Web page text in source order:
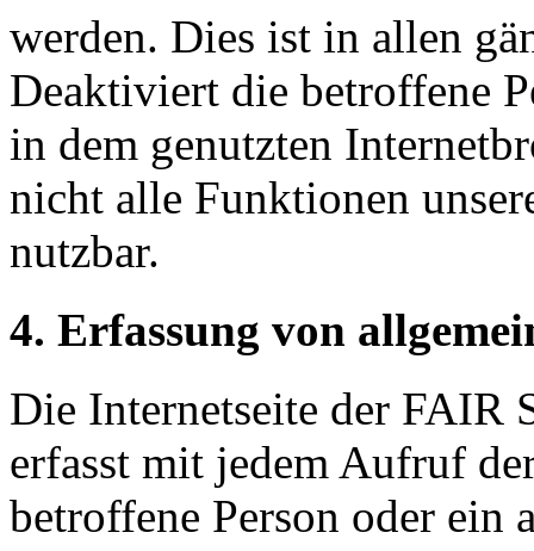
werden. Dies ist in allen
Deaktiviert die betroffene
in dem genutzten
nicht alle Funktionen
nutzbar.
4. Erfassung von
Die Internetseite der FAIR
erfasst mit jedem Aufruf
betroffene Person oder ein